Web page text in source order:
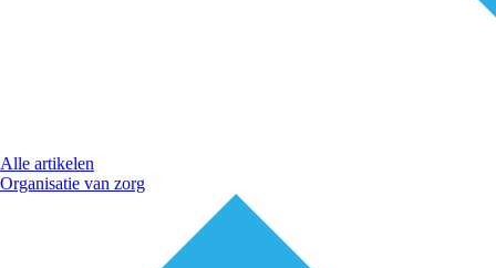
Alle artikelen
Organisatie van zorg